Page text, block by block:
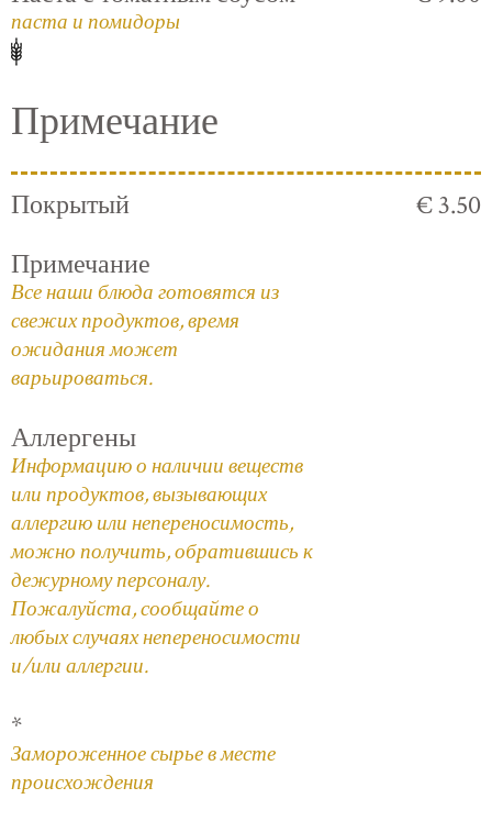
паста и помидоры
Примечание
Покрытый
€ 3.50
Примечание
Все наши блюда готовятся из
свежих продуктов, время
ожидания может
варьироваться.
Аллергены
Информацию о наличии веществ
или продуктов, вызывающих
аллергию или непереносимость,
можно получить, обратившись к
дежурному персоналу.
Пожалуйста, сообщайте о
любых случаях непереносимости
и/или аллергии.
*
Замороженное сырье в месте
происхождения